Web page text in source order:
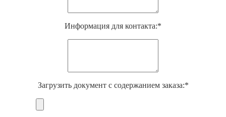
Информация для контакта:*
Загрузить документ с содержанием заказа:*